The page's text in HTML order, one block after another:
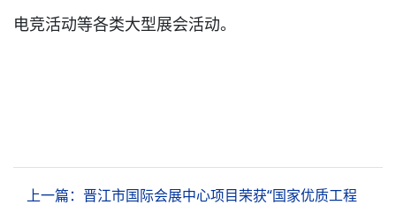
电竞活动等各类大型展会活动。
上一篇：晋江市国际会展中心项目荣获“国家优质工程